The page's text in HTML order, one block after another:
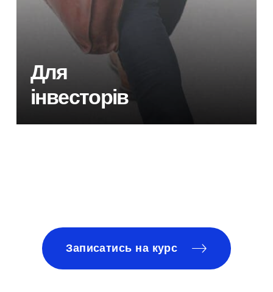
Для
інвесторів
Записатись на курс